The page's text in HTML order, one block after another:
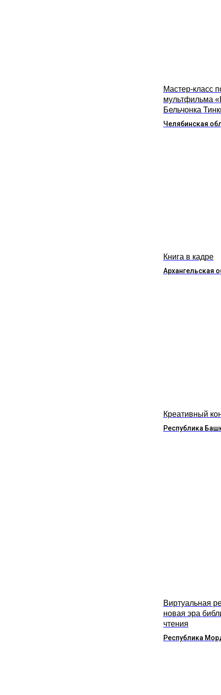
Мастер-класс
мультфильма
Бельчонка
Челябинская
Книга в кадре
Архангельская
Креативный
Республика
Виртуальная
новая эра
чтения
Республика